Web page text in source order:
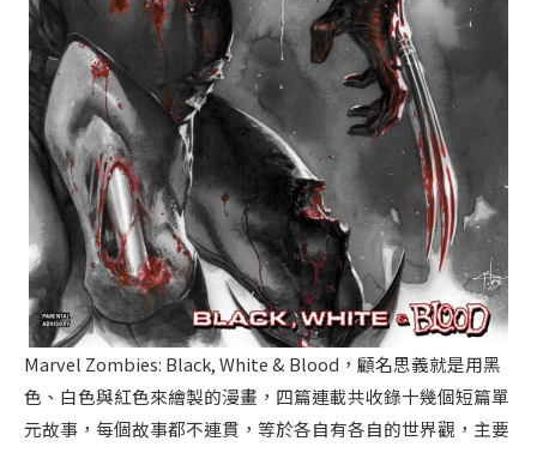
Marvel Zombies: Black, White & Blood，顧名思義就是用黑
色、白色與紅色來繪製的漫畫，四篇連載共收錄十幾個短篇單
元故事，每個故事都不連貫，等於各自有各自的世界觀，主要